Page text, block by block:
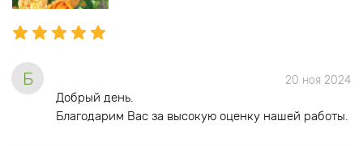
Б 20 ноя 2024
Добрый день.
Благодарим Вас за высокую оценку нашей работы.